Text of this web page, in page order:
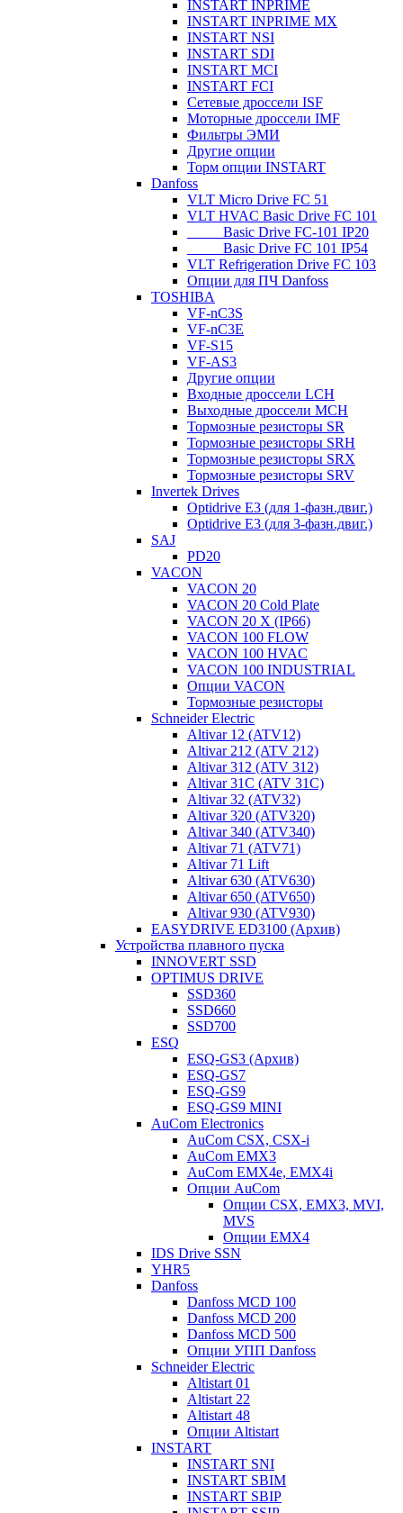
INSTART INPRIME
INSTART INPRIME MX
INSTART NSI
INSTART SDI
INSTART MCI
INSTART FCI
Сетевые дроссели ISF
Моторные дроссели IMF
Фильтры ЭМИ
Другие опции
Торм опции INSTART
Danfoss
VLT Micro Drive FC 51
VLT HVAC Basic Drive FC 101
_____Basic Drive FC-101 IP20
_____Basic Drive FC 101 IP54
VLT Refrigeration Drive FC 103
Опции для ПЧ Danfoss
TOSHIBA
VF-nC3S
VF-nC3E
VF-S15
VF-AS3
Другие опции
Входные дроссели LCH
Выходные дроссели MCH
Тормозные резисторы SR
Тормозные резисторы SRH
Тормозные резисторы SRX
Тормозные резисторы SRV
Invertek Drives
Optidrive E3 (для 1-фазн.двиг.)
Optidrive E3 (для 3-фазн.двиг.)
SAJ
PD20
VACON
VACON 20
VACON 20 Cold Plate
VACON 20 X (IP66)
VACON 100 FLOW
VACON 100 HVAC
VACON 100 INDUSTRIAL
Опции VACON
Тормозные резисторы
Schneider Electric
Altivar 12 (ATV12)
Altivar 212 (ATV 212)
Altivar 312 (ATV 312)
Altivar 31C (ATV 31C)
Altivar 32 (ATV32)
Altivar 320 (ATV320)
Altivar 340 (ATV340)
Altivar 71 (ATV71)
Altivar 71 Lift
Altivar 630 (ATV630)
Altivar 650 (ATV650)
Altivar 930 (ATV930)
EASYDRIVE ED3100 (Архив)
Устройства плавного пуска
INNOVERT SSD
OPTIMUS DRIVE
SSD360
SSD660
SSD700
ESQ
ESQ-GS3 (Архив)
ESQ-GS7
ESQ-GS9
ESQ-GS9 MINI
AuCom Electronics
AuCom CSX, CSX-i
AuCom EMX3
AuCom EMX4e, EMX4i
Опции AuCom
Опции CSX, EMX3, MVI,
MVS
Опции EMX4
IDS Drive SSN
YHR5
Danfoss
Danfoss MCD 100
Danfoss MCD 200
Danfoss MCD 500
Опции УПП Danfoss
Schneider Electric
Altistart 01
Altistart 22
Altistart 48
Опции Altistart
INSTART
INSTART SNI
INSTART SBIM
INSTART SBIP